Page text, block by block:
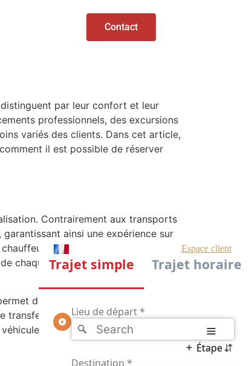
Contact
par leur confort et leur
professionnels, des excursions
variés des clients. Dans cet article,
il est possible de réserver
Contrairement aux transports
ainsi une expérience sur
professionnels sont formés
chaque déplacement une expérience
de proposer des itinéraires
transfert d’un point A à un point B, le
allant des berlines élégantes